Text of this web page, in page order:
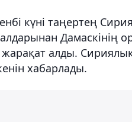
күні таңертең
Дамаскінің
алды.
хабарлады.